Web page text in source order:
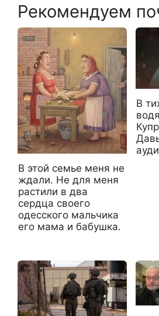
Рекомендуем
В этой семье меня не
ждали. Не для меня
растили в два
сердца своего
одесского мальчика
его мама и бабушка.
В